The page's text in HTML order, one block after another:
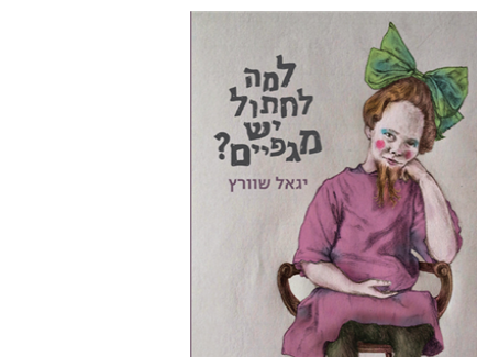
יגאל שוורץ
תמי ישראלי